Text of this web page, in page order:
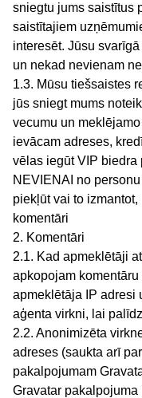
sniegtu jums saistītus
saistītajiem
interesēt. Jūsu
un nekad nevienam
1.3. Mūsu tiešsaistes
jūs sniegt mums
vecumu un
ievācam adreses,
vēlas iegūt VIP biedra
NEVIENAI no
piekļūt vai to
komentāri
2. Komentāri
2.1. Kad apmeklētāji
apkopojam
apmeklētāja IP adresi
aģenta virkni, lai
2.2. Anonimizēta
adreses (saukta arī
pakalpojumam
Gravatar